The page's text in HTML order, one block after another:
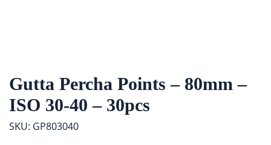
Gutta Percha Points – 80mm –
ISO 30-40 – 30pcs
SKU: GP803040